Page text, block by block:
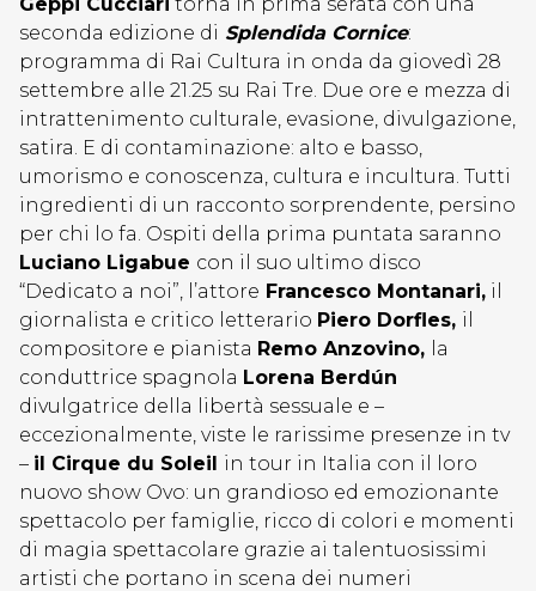
seconda edizione di Splendida Cornice:
programma di Rai Cultura in onda da giovedì 28
settembre alle 21.25 su Rai Tre. Due ore e mezza di
intrattenimento culturale, evasione, divulgazione,
satira. E di contaminazione: alto e basso,
umorismo e conoscenza, cultura e incultura. Tutti
ingredienti di un racconto sorprendente, persino
per chi lo fa. Ospiti della prima puntata saranno
Luciano Ligabue con il suo ultimo disco
“Dedicato a noi”, l’attore Francesco Montanari, il
giornalista e critico letterario Piero Dorfles, il
compositore e pianista Remo Anzovino, la
conduttrice spagnola Lorena Berdún
divulgatrice della libertà sessuale e –
eccezionalmente, viste le rarissime presenze in tv
– il Cirque du Soleil in tour in Italia con il loro
nuovo show Ovo: un grandioso ed emozionante
spettacolo per famiglie, ricco di colori e momenti
di magia spettacolare grazie ai talentuosissimi
artisti che portano in scena dei numeri